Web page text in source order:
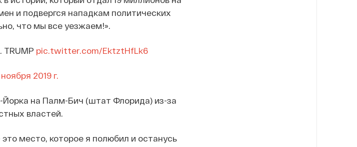
и подвергся нападкам политических
что мы все уезжаем!».
TRUMP pic.twitter.com/EktztHfLk6
2019 г.
Йорка на Палм-Бич (штат Флорида) из-за
властей.
место, которое я полюбил и останусь